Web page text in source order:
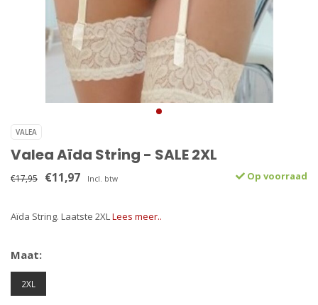
VALEA
Valea Aïda String - SALE 2XL
€17,95 €11,97 Incl. btw Op voorraad
Aïda String. Laatste 2XLLees meer..
Maat:
2XL